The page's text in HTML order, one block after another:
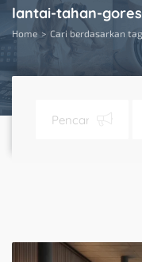
lantai-tahan-gores
Home Cari berdasarkan